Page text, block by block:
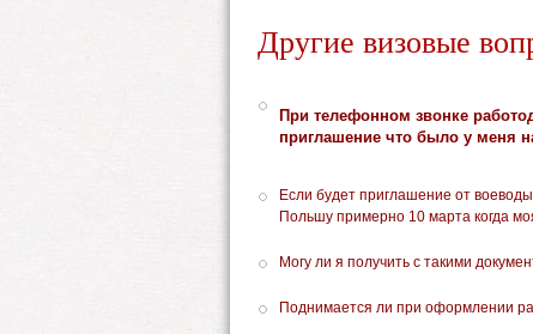
Другие визовые
При телефонном звонке
приглашение что было у меня
Если будет приглашение от
Польшу примерно 10 марта когда
Могу ли я получить с такими
Поднимается ли при оформлении